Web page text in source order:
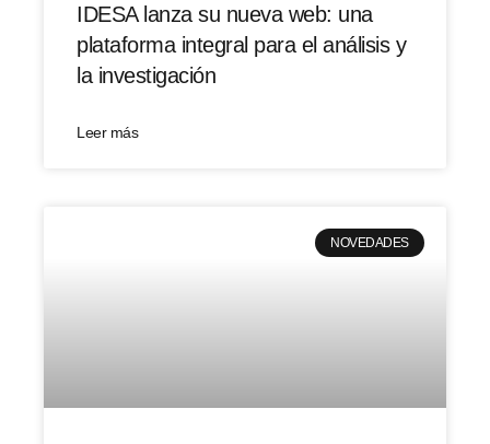
IDESA lanza su nueva web: una
plataforma integral para el análisis y
la investigación
Leer más
NOVEDADES